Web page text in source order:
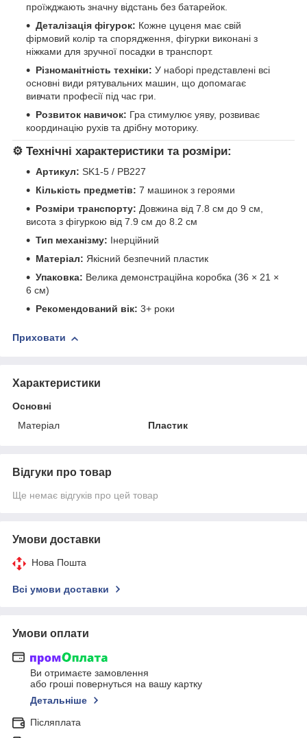
проїжджають значну відстань без батарейок.
Деталізація фігурок: Кожне цуценя має свій
фірмовий колір та спорядження, фігурки виконані з
ніжками для зручної посадки в транспорт.
Різноманітність техніки: У наборі представлені всі
основні види рятувальних машин, що допомагає
вивчати професії під час гри.
Розвиток навичок: Гра стимулює уяву, розвиває
координацію рухів та дрібну моторику.
⚙️ Технічні характеристики та розміри:
Артикул: SK1-5 / PB227
Кількість предметів: 7 машинок з героями
Розміри транспорту: Довжина від 7.8 см до 9 см,
висота з фігуркою від 7.9 см до 8.2 см
Тип механізму: Інерційний
Матеріал: Якісний безпечний пластик
Упаковка: Велика демонстраційна коробка (36 × 21 ×
6 см)
Рекомендований вік: 3+ роки
Приховати
Характеристики
Основні
Матеріал
Пластик
Відгуки про товар
Ще немає відгуків про цей товар
Умови доставки
Нова Пошта
Всі умови доставки
Умови оплати
Ви отримаєте замовлення
або гроші повернуться на вашу картку
Детальніше
Післяплата